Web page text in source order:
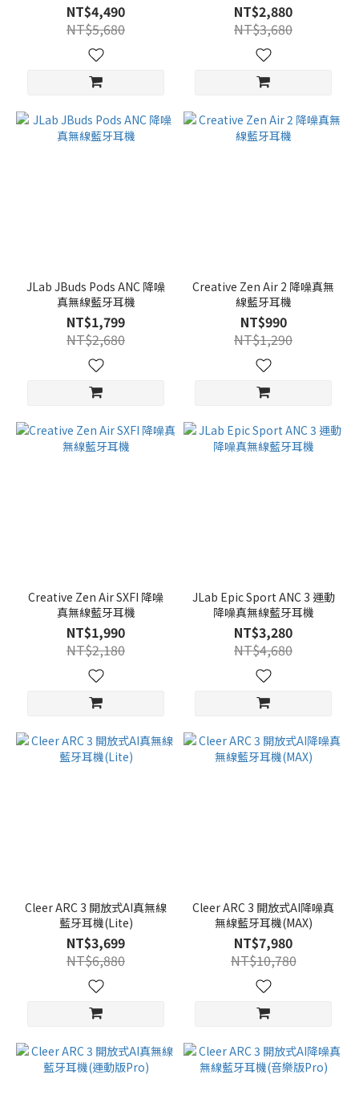
NT$4,490
NT$5,680
NT$2,880
NT$3,680
JLab JBuds Pods ANC 降噪
真無線藍牙耳機
NT$1,799
NT$2,680
Creative Zen Air 2 降噪真無
線藍牙耳機
NT$990
NT$1,290
Creative Zen Air SXFI 降噪
真無線藍牙耳機
NT$1,990
NT$2,180
JLab Epic Sport ANC 3 運動
降噪真無線藍牙耳機
NT$3,280
NT$4,680
Cleer ARC 3 開放式AI真無線
藍牙耳機(Lite)
NT$3,699
NT$6,880
Cleer ARC 3 開放式AI降噪真
無線藍牙耳機(MAX)
NT$7,980
NT$10,780